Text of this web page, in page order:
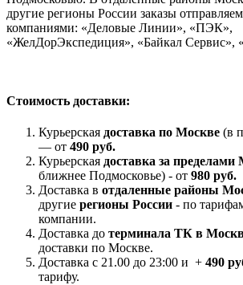
другие регионы России заказы
компаниями: «Деловые Линии», «ПЭК»,
«ЖелДорЭкспедиция», «Байкал Сервис»,
Стоимость доставки:
Курьерская доставка по Москве (в
— от 490 руб.
Курьерская доставка за
ближнее Подмосковье) - от 980 руб.
Доставка в отдаленные районы
другие регионы России - по
компании.
Доставка до терминала ТК в
доставки по Москве.
Доставка с 21.00 до 23:00 и + 490
тарифу.